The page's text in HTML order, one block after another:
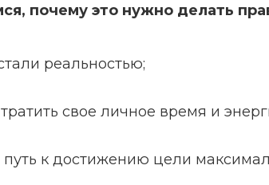
почему это нужно делать
реальностью;
свое личное время и
путь к достижению цели